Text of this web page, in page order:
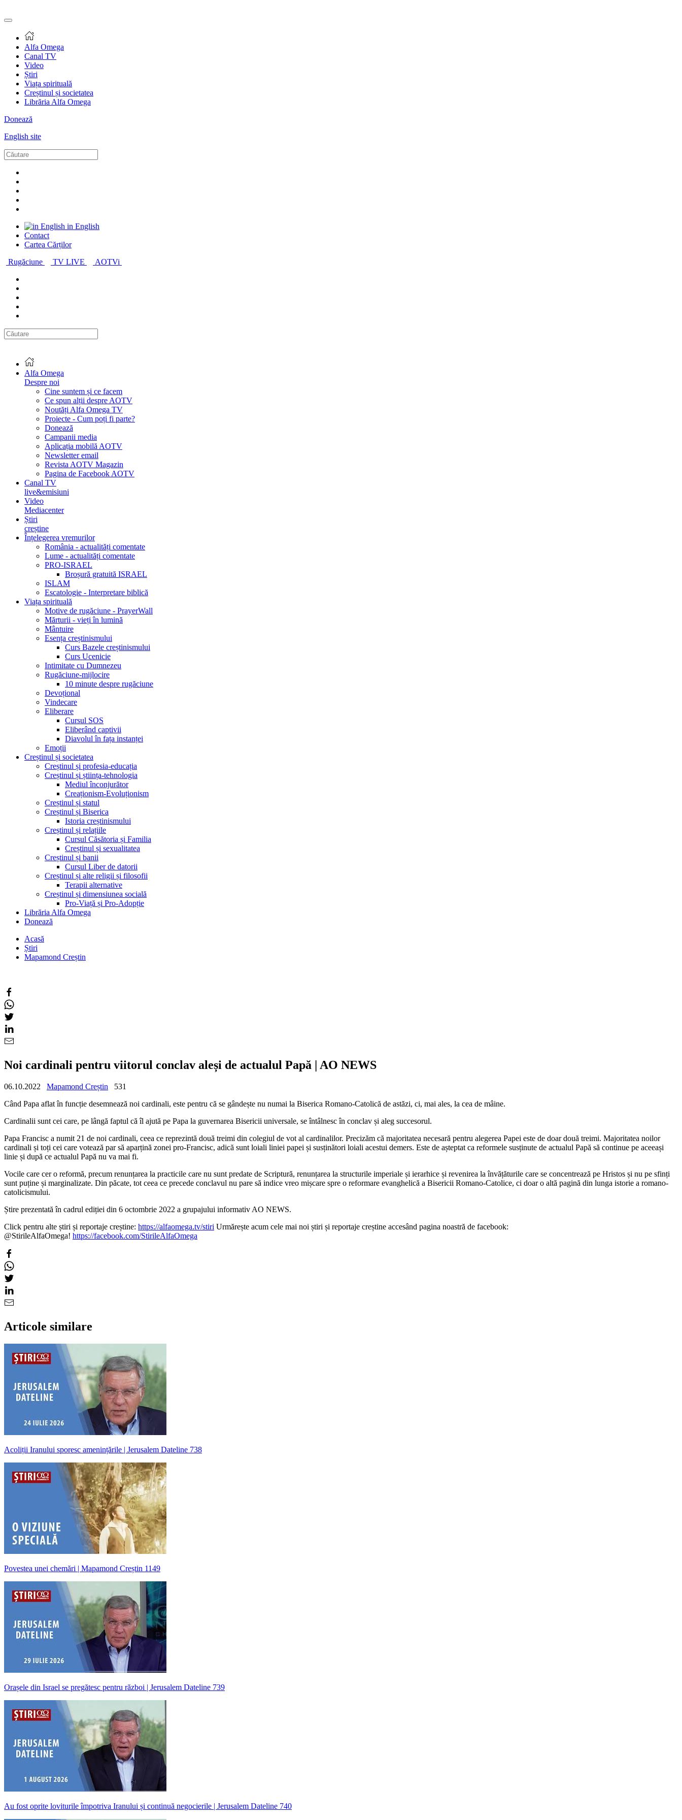
Alfa Omega
Canal TV
Video
Știri
Viața spirituală
Creștinul și societatea
Librăria Alfa Omega
Donează
English site
in English
Contact
Cartea Cărților
Rugăciune
TV LIVE AOTVi
Alfa Omega
Despre noi
Cine suntem și ce facem
Ce spun alții despre AOTV
Noutăți Alfa Omega TV
Proiecte - Cum poți fi parte?
Donează
Campanii media
Aplicația mobilă AOTV
Newsletter email
Revista AOTV Magazin
Pagina de Facebook AOTV
Canal TV
live&emisiuni
Video
Mediacenter
Știri
creștine
Înțelegerea vremurilor
România - actualități comentate
Lume - actualități comentate
PRO-ISRAEL
Broșură gratuită ISRAEL
ISLAM
Escatologie - Interpretare biblică
Viața spirituală
Motive de rugăciune - PrayerWall
Mărturii - vieți în lumină
Mântuire
Esența creștinismului
Curs Bazele creștinismului
Curs Ucenicie
Intimitate cu Dumnezeu
Rugăciune-mijlocire
10 minute despre rugăciune
Devoțional
Vindecare
Eliberare
Cursul SOS
Eliberând captivii
Diavolul în fața instanței
Emoții
Creștinul și societatea
Creștinul și profesia-educația
Creștinul și știința-tehnologia
Mediul înconjurător
Creaționism-Evoluționism
Creștinul și statul
Creștinul și Biserica
Istoria creștinismului
Creștinul și relațiile
Cursul Căsătoria și Familia
Creștinul și sexualitatea
Creștinul și banii
Cursul Liber de datorii
Creștinul și alte religii și filosofii
Terapii alternative
Creștinul și dimensiunea socială
Pro-Viață și Pro-Adopție
Librăria Alfa Omega
Donează
Acasă
Știri
Mapamond Creștin
Noi cardinali pentru viitorul conclav aleși de actualul Papă | AO NEWS
06.10.2022 Mapamond Creștin
531
Când Papa aflat în funcție desemnează noi cardinali, este pentru că se gândește nu numai la Biserica Romano-Catolică de astăzi, ci, mai ales, la cea de mâine.
Cardinalii sunt cei care, pe lângă faptul că îl ajută pe Papa la guvernarea Bisericii universale, se întâlnesc în conclav și aleg succesorul.
Papa Francisc a numit 21 de noi cardinali, ceea ce reprezintă două treimi din colegiul de vot al cardinalilor. Precizăm că majoritatea necesară pentru alegerea Papei este de doar două treimi. Majoritatea noilor
cardinali și toți cei care votează par să aparțină zonei pro-Francisc, adică sunt loiali liniei papei și susținători loiali acestui demers. Este de așteptat ca reformele susținute de actualul Papă să continue pe aceeași
linie și după ce actualul Papă nu va mai fi.
Vocile care cer o reformă, precum renunțarea la practicile care nu sunt predate de Scriptură, renunțarea la structurile imperiale și ierarhice și revenirea la învățăturile care se concentrează pe Hristos și nu pe sfinți
sunt puține și marginalizate. Din păcate, tot ceea ce precede conclavul nu pare să indice vreo mișcare spre o reformare evanghelică a Bisericii Romano-Catolice, ci doar o altă pagină din lunga istorie a romano-
catolicismului.
Știre prezentată în cadrul ediției din 6 octombrie 2022 a grupajului informativ AO NEWS.
Click pentru alte știri și reportaje creștine: https://alfaomega.tv/stiri Urmărește acum cele mai noi știri și reportaje creștine accesând pagina noastră de facebook:
@StirileAlfaOmega! https://facebook.com/StirileAlfaOmega
Articole similare
Acoliții Iranului sporesc amenințările | Jerusalem Dateline 738
Povestea unei chemări | Mapamond Creștin 1149
Orașele din Israel se pregătesc pentru război | Jerusalem Dateline 739
Au fost oprite loviturile împotriva Iranului și continuă negocierile | Jerusalem Dateline 740